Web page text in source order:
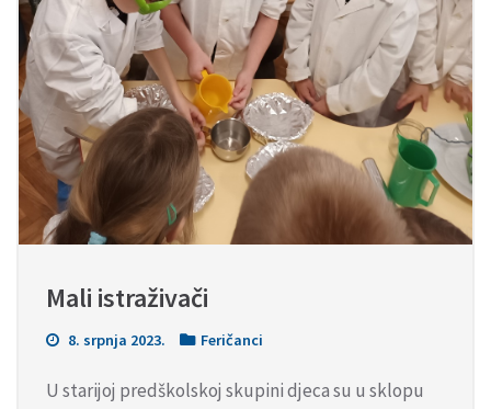
Mali istraživači
8. srpnja 2023. Feričanci
U starijoj predškolskoj skupini djeca su u sklopu